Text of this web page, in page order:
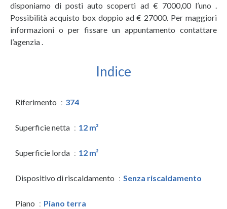
disponiamo di posti auto scoperti ad € 7000,00 l’uno .
Possibilità acquisto box doppio ad € 27000. Per maggiori
informazioni o per fissare un appuntamento contattare
l’agenzia .
Indice
Riferimento 374
Superficie netta 12 m²
Superficie lorda 12 m²
Dispositivo di riscaldamento Senza riscaldamento
Piano Piano terra